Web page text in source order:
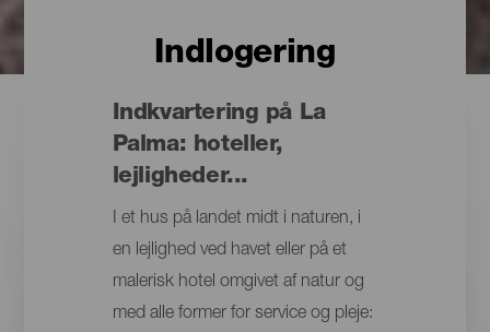
Indlogering
Indkvartering på La
Palma: hoteller,
lejligheder...
I et hus på landet midt i naturen, i
en lejlighed ved havet eller på et
malerisk hotel omgivet af natur og
med alle former for service og pleje: